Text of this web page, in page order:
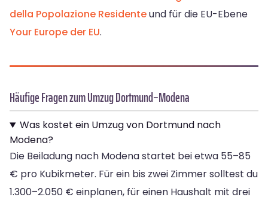
della Popolazione Residenteund für die EU-Ebene
Your Europe der EU.
Häufige Fragen zum Umzug Dortmund–Modena
Was kostet ein Umzug von Dortmund nach
Modena?
Die Beiladung nach Modena startet bei etwa 55–85
€ pro Kubikmeter. Für ein bis zwei Zimmer solltest du
1.300–2.050 € einplanen, für einen Haushalt mit drei